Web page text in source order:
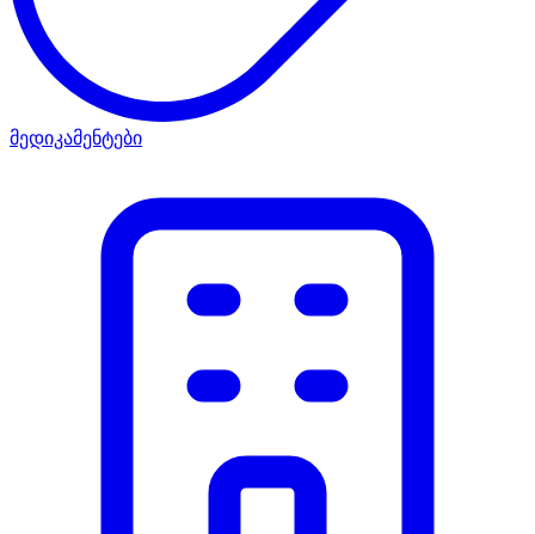
მედიკამენტები